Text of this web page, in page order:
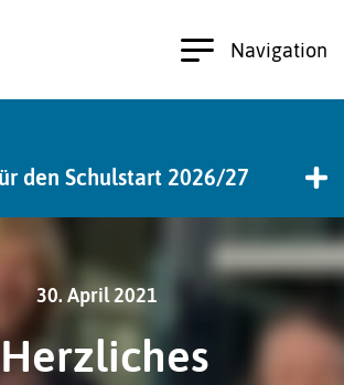
Navigation
den Schulstart 2026/27
30. April 2021